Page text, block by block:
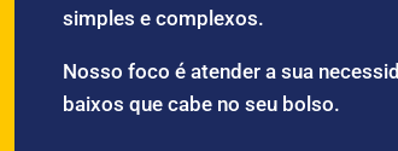
simples e complexos.
Nosso foco é atender a sua
baixos que cabe no seu bolso.